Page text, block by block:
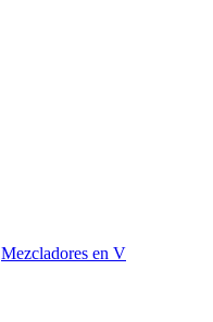
Mezcladores en V